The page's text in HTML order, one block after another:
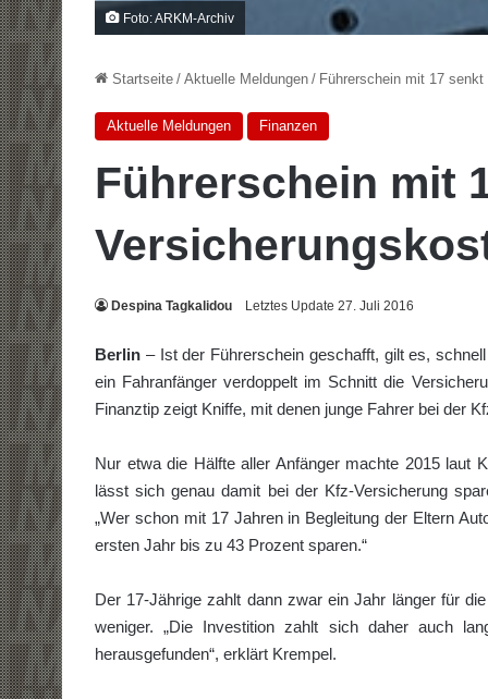
Foto: ARKM-Archiv
Startseite / Aktuelle Meldungen / Führerschein mit 17
Aktuelle Meldungen Finanzen
Führerschein mit
Despina Tagkalidou Letztes Update 27. Juli 2016
Berlin – Ist der Führerschein geschafft, gilt es,
ein Fahranfänger verdoppelt im Schnitt die
Finanztip zeigt Kniffe, mit denen junge Fahrer bei der
Nur etwa die Hälfte aller Anfänger machte 2015 laut
lässt sich genau damit bei der Kfz-Versicherung
„Wer schon mit 17 Jahren in Begleitung der Eltern
ersten Jahr bis zu 43 Prozent sparen.“
Der 17-Jährige zahlt dann zwar ein Jahr länger für
weniger. „Die Investition zahlt sich daher auch
herausgefunden“, erklärt Krempel.